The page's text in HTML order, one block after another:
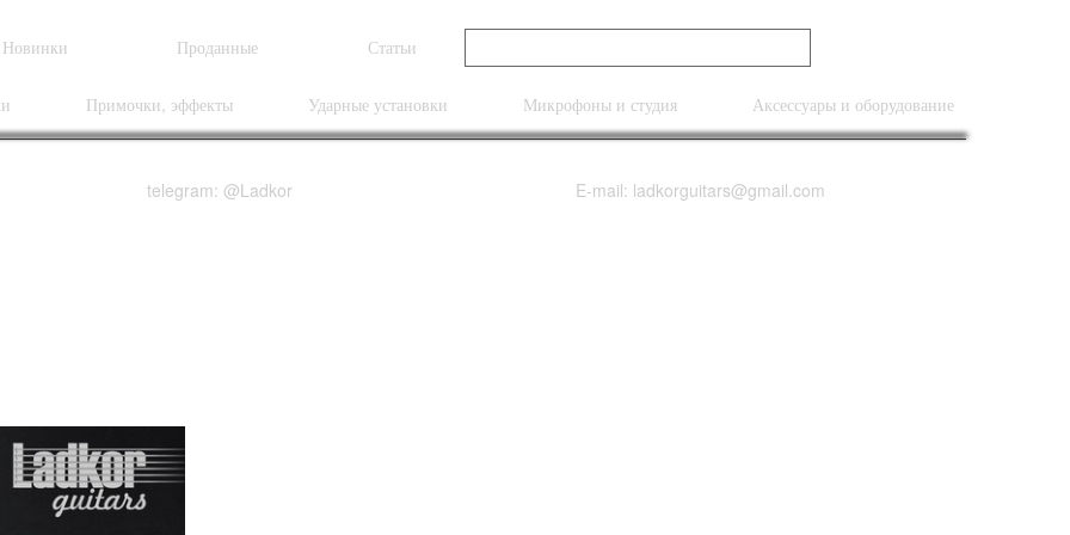
Новинки Проданные Статьи
Примочки, эффекты Ударные установки Микрофоны и студия Аксессуары и оборудование
telegram: @Ladkor E-mail: ladkorguitars@gmail.com